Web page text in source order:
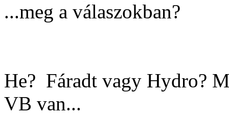
...meg a válaszokban?
He? Fáradt vagy Hydro?
VB van...